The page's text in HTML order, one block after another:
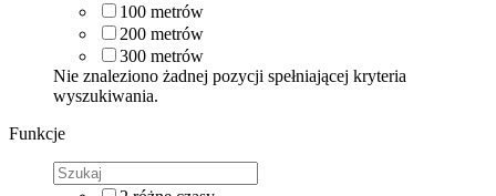
100 metrów
200 metrów
300 metrów
Nie znaleziono żadnej pozycji spełniającej kryteria
wyszukiwania.
Funkcje